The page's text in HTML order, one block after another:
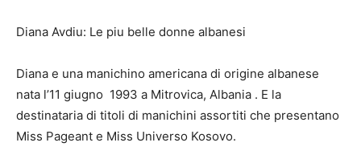
Diana Avdiu: Le piu belle donne albanesi
Diana e una manichino americana di origine albanese
nata l’11 giugno 1993 a Mitrovica, Albania . E la
destinataria di titoli di manichini assortiti che presentano
Miss Pageant e Miss Universo Kosovo.